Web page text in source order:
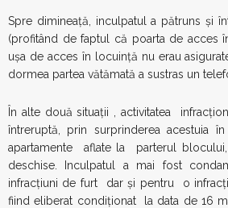
Spre dimineaţă, inculpatul a pătruns şi
(profitând de faptul că poarta de acces
uşa de acces în locuinţă nu erau
dormea partea vătămată a sustras un
În alte două situaţii , activitatea
întreruptă, prin surprinderea acestuia
apartamente aflate la parterul
deschise. Inculpatul a mai fost
infracţiuni de furt dar şi pentru o
fiind eliberat condiţionat la data de 16